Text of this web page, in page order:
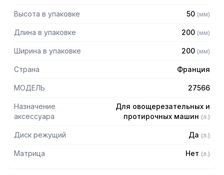
Высота в упаковке 50 (мм)
Длина в упаковке 200 (мм)
Ширина в упаковке 200 (мм)
Страна Франция
МОДЕЛЬ 27566
Назначение
аксессуара
Для овощерезательных и
протирочных машин (л.)
Диск режущий Да (л.)
Матрица Нет (л.)